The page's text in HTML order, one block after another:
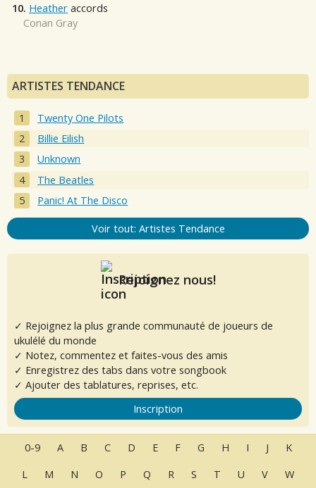
10. Heather accords
Conan Gray
ARTISTES TENDANCE
Twenty One Pilots
Billie Eilish
Unknown
The Beatles
Panic! At The Disco
Voir tout: Artistes Tendance
Rejoignez nous!
✓ Rejoignez la plus grande communauté de joueurs de
ukulélé du monde
✓ Notez, commentez et faites-vous des amis
✓ Enregistrez des tabs dans votre songbook
✓ Ajouter des tablatures, reprises, etc.
Inscription
0-9 A B C D E F G H I J
K
L
M N O P Q R S T U V W